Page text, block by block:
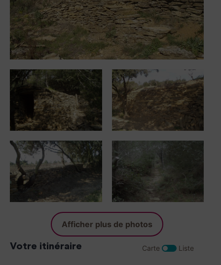
Afficher plus de photos
Votre itinéraire Carte Liste